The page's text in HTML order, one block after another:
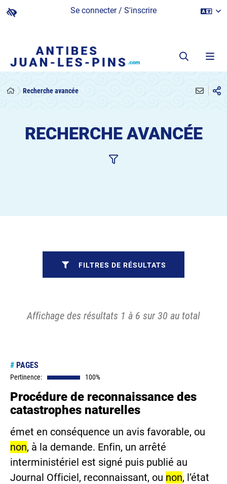
Se connecter / S'inscrire
Recherche avancée
RECHERCHE AVANCÉE
Affichage des résultats 1 à 6 sur 30 au total
# PAGES
Pertinence: 100%
Procédure de reconnaissance des
catastrophes naturelles
émet en conséquence un avis favorable, ou
non, à la demande. Enfin, un arrêté
interministériel est signé puis publié au
Journal Officiel, reconnaissant, ou non, l’état
FILTRES DE RÉSULTATS